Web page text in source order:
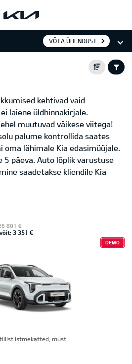
VÕTA ÜHENDUST
kehtivad vaid
laiene üldhinnakirjale.
muutuvad väikese viitega!
palume kontrollida saates
oma lähimale Kia edasimüüjale.
5 päeva. Auto lõplik varustuse
saadetakse kliendile Kia
801 €
3 351 €
DEMO
istmekatted, must